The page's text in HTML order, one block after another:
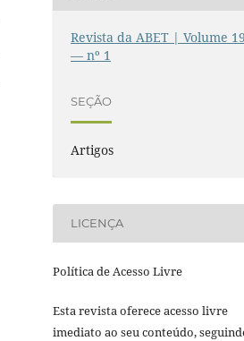
Revista da ABET | Volume
— nº 1
SEÇÃO
Artigos
LICENÇA
Política de Acesso Livre
Esta revista oferece acesso livre
imediato ao seu conteúdo,